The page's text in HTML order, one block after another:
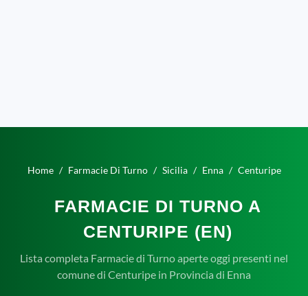
Home Farmacie Di Turno Sicilia Enna Centuripe
FARMACIE DI TURNO A
CENTURIPE (EN)
Lista completa Farmacie di Turno aperte oggi presenti nel
comune di Centuripe in Provincia di Enna